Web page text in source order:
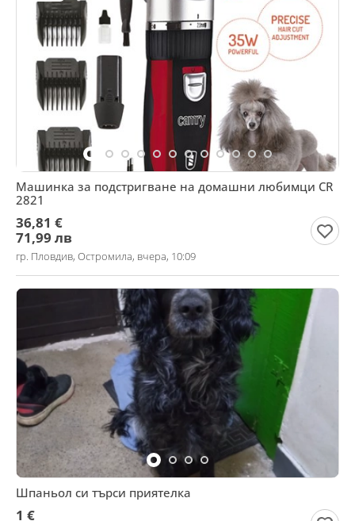
Машинка за подстригване на домашни любимци CR
2821
36,81 €
71,99 лв
гр. Пловдив, Остромила, вчера, 10:09
Шпаньол си търси приятелка
1 €